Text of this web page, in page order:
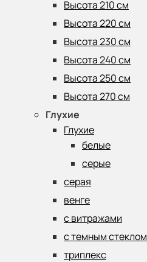
Высота 210 см
Высота 220 см
Высота 230 см
Высота 240 см
Высота 250 см
Высота 270 см
Глухие
Глухие
белые
серые
серая
венге
с витражами
с темным стеклом
триплекс